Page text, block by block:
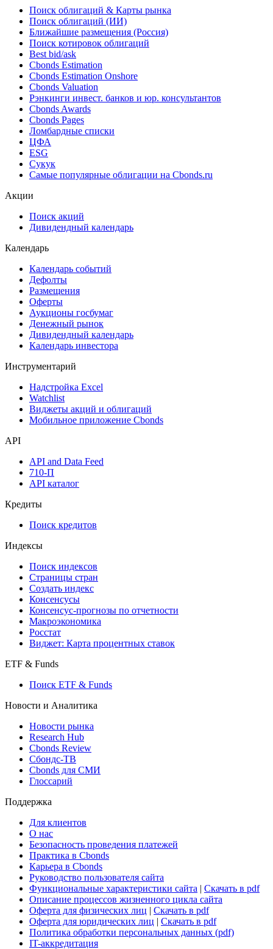
Поиск облигаций & Карты рынка
Поиск облигаций (ИИ)
Ближайшие размещения (Россия)
Поиск котировок облигаций
Best bid/ask
Cbonds Estimation
Cbonds Estimation Onshore
Cbonds Valuation
Рэнкинги инвест. банков и юр. консультантов
Cbonds Awards
Cbonds Pages
Ломбардные списки
ЦФА
ESG
Сукук
Самые популярные облигации на Cbonds.ru
Акции
Поиск акций
Дивидендный календарь
Календарь
Календарь событий
Дефолты
Размещения
Оферты
Аукционы госбумаг
Денежный рынок
Дивидендный календарь
Календарь инвестора
Инструментарий
Надстройка Excel
Watchlist
Виджеты акций и облигаций
Мобильное приложение Cbonds
API
API and Data Feed
710-П
API каталог
Кредиты
Поиск кредитов
Индексы
Поиск индексов
Страницы стран
Создать индекс
Консенсусы
Консенсус-прогнозы по отчетности
Макроэкономика
Росстат
Виджет: Карта процентных ставок
ETF & Funds
Поиск ETF & Funds
Новости и Аналитика
Новости рынка
Research Hub
Cbonds Review
Сбондс-ТВ
Cbonds для СМИ
Глоссарий
Поддержка
Для клиентов
О нас
Безопасность проведения платежей
Практика в Cbonds
Карьера в Cbonds
Руководство пользователя сайта
Функциональные характеристики сайта | Скачать в pdf
Описание процессов жизненного цикла сайта
Оферта для физических лиц | Скачать в pdf
Оферта для юридических лиц | Скачать в pdf
Политика обработки персональных данных (pdf)
IT-аккредитация